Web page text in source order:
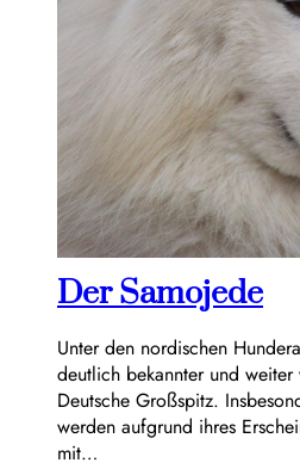
Der Samojede
Unter den nordischen
deutlich bekannter und
Deutsche Großspitz.
werden aufgrund ihres
mit…